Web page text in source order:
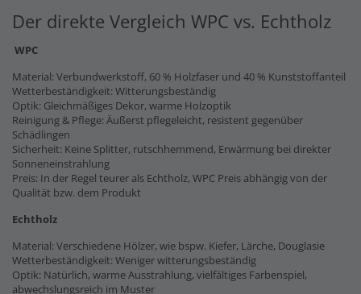
Der direkte Vergleich WPC vs. Echtholz
WPC
Material: Verbundwerkstoff, 60 % Holzfaser und 40 % Kunststoffanteil
Wetterbeständigkeit: Witterungsbeständig
Optik: Gleichmäßiges Dekor, warme Holzoptik
Reinigung & Pflege: Äußerst pflegeleicht, resistent gegenüber
Schädlingen
Sicherheit: Keine Splitter, rutschhemmend, Erwärmung bei direkter
Sonneneinstrahlung
Preis: In der Regel teurer als Echtholz, WPC Preis abhängig von der
Qualität bzw. dem Produkt
Echtholz
Material: Verschiedene Hölzer, wie bspw. Kiefer, Lärche, Douglasie
Wetterbeständigkeit: Weniger witterungsbeständig
Optik: Natürlich, warme Ausstrahlung, vielfältiges Farbenspiel,
abwechslungsreich im Muster